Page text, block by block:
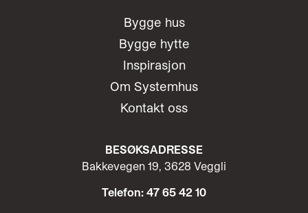
Bygge hus
Bygge hytte
Inspirasjon
Om Systemhus
Kontakt oss
BESØKSADRESSE
Bakkevegen 19, 3628 Veggli
Telefon: 47 65 42 10